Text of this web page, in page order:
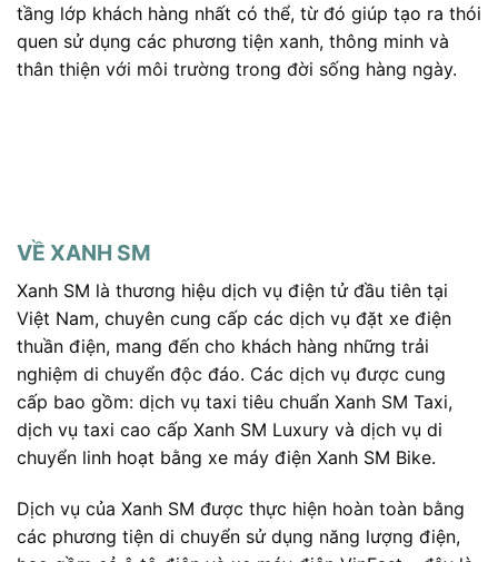
tầng lớp khách hàng nhất có thể, từ đó giúp tạo ra thói
quen sử dụng các phương tiện xanh, thông minh và
thân thiện với môi trường trong đời sống hàng ngày.
VỀ XANH SM
Xanh SM là thương hiệu dịch vụ điện tử đầu tiên tại
Việt Nam, chuyên cung cấp các dịch vụ đặt xe điện
thuần điện, mang đến cho khách hàng những trải
nghiệm di chuyển độc đáo. Các dịch vụ được cung
cấp bao gồm: dịch vụ taxi tiêu chuẩn Xanh SM Taxi,
dịch vụ taxi cao cấp Xanh SM Luxury và dịch vụ di
chuyển linh hoạt bằng xe máy điện Xanh SM Bike.
Dịch vụ của Xanh SM được thực hiện hoàn toàn bằng
các phương tiện di chuyển sử dụng năng lượng điện,